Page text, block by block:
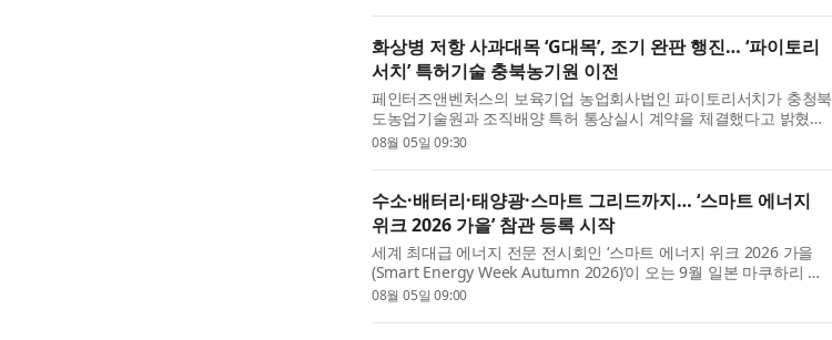
화상병 저항 사과대목 ‘G대목’, 조기 완판 행진… ‘파이토리
서치’ 특허기술 충북농기원 이전
페인터즈앤벤처스의 보육기업 농업회사법인 파이토리서치가 충청북
도농업기술원과 조직배양 특허 통상실시 계약을 체결했다고 밝혔다.
이번 계약은 ‘화상병 저항성 사과대목 기내 대량증식 배양 방법’에 대
08월 05일 09:30
수소·배터리·태양광·스마트 그리드까지… ‘스마트 에너지
위크 2026 가을’ 참관 등록 시작
세계 최대급 에너지 전문 전시회인 ‘스마트 에너지 위크 2026 가을
(Smart Energy Week Autumn 2026)’이 오는 9월 일본 마쿠하리 멧
세에서 열린다. 이번 전시회에는 수소, 에너지저장장치(ESS), 태양광,
08월 05일 09:00